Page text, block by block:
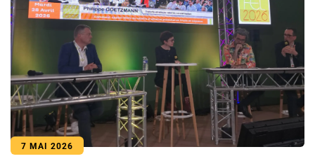
7 MAI 2026